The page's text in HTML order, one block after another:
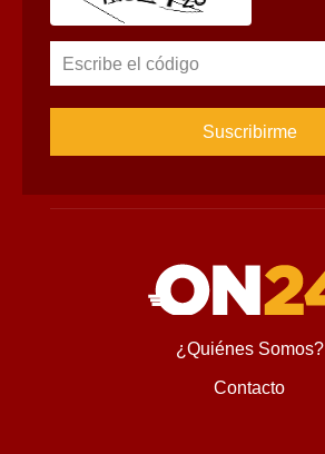
Escribe el código
¿Quiénes Somos?
Contacto